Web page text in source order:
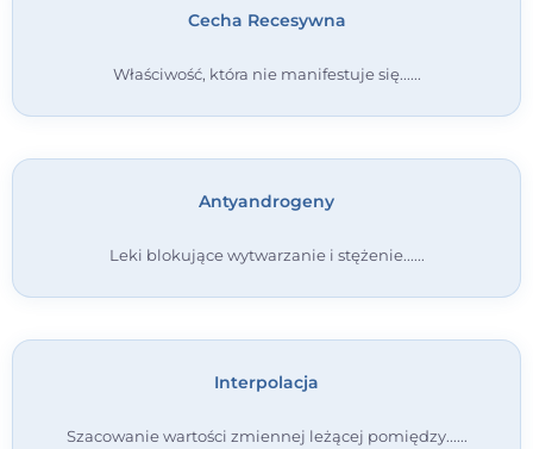
Cecha Recesywna
Właściwość, która nie manifestuje się...
Antyandrogeny
Leki blokujące wytwarzanie i stężenie...
Interpolacja
Szacowanie wartości zmiennej leżącej pomiędzy...